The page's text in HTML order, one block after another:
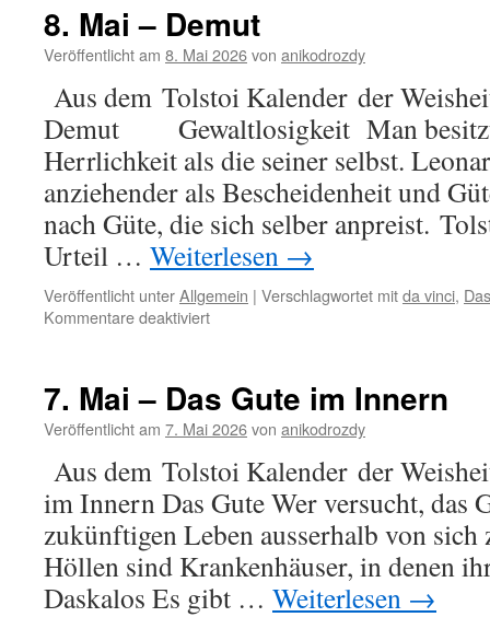
8. Mai – Demut
Veröffentlicht am 8. Mai 2026von anikodrozdy
Aus dem Tolstoi Kalender der
Demut Gewaltlosigkeit Man besitzt
Herrlichkeit als die seiner selbst.
anziehender als Bescheidenheit und
nach Güte, die sich selber anpreist.
Urteil … Weiterlesen →
Veröffentlicht unterAllgemein | Verschlagwortet mitda vinci,
Kommentare deaktiviertfür
Demut
7. Mai – Das Gute im Innern
Veröffentlicht am 7. Mai 2026von anikodrozdy
Aus dem Tolstoi Kalender der
im Innern Das Gute Wer versucht, das
zukünftigen Leben ausserhalb von
Höllen sind Krankenhäuser, in denen
Daskalos Es gibt … Weiterlesen →